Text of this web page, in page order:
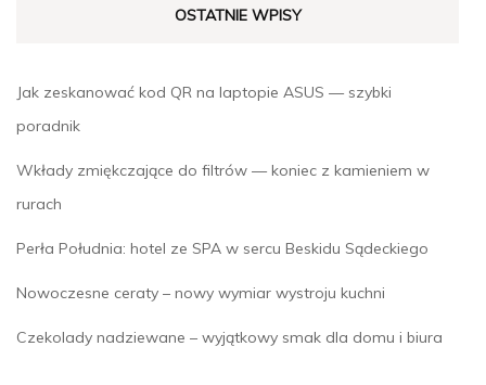
OSTATNIE WPISY
Jak zeskanować kod QR na laptopie ASUS — szybki
poradnik
Wkłady zmiękczające do filtrów — koniec z kamieniem w
rurach
Perła Południa: hotel ze SPA w sercu Beskidu Sądeckiego
Nowoczesne ceraty – nowy wymiar wystroju kuchni
Czekolady nadziewane – wyjątkowy smak dla domu i biura